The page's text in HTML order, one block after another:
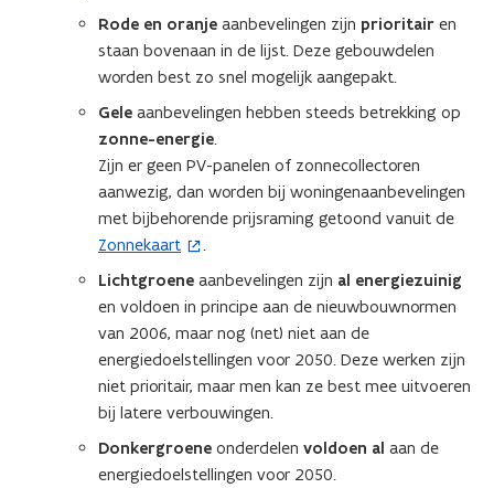
Rode en oranje aanbevelingen zijn prioritair en
staan bovenaan in de lijst. Deze gebouwdelen
worden best zo snel mogelijk aangepakt.
Gele aanbevelingen hebben steeds betrekking op
zonne-energie.
Zijn er geen PV-panelen of zonnecollectoren
aanwezig, dan worden bij woningenaanbevelingen
met bijbehorende prijsraming getoond vanuit de
Zonnekaart
(
o
p
e
n
t
i
n
.
Lichtgroene aanbevelingen zijn al energiezuinig
en voldoen in principe aan de nieuwbouwnormen
van 2006, maar nog (net) niet aan de
energiedoelstellingen voor 2050. Deze werken zijn
niet prioritair, maar men kan ze best mee uitvoeren
bij latere verbouwingen.
Donkergroene onderdelen voldoen al aan de
energiedoelstellingen voor 2050.